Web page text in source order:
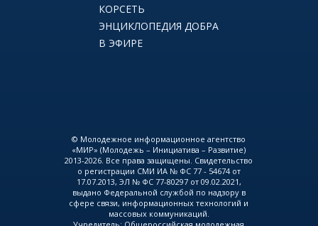
КОРСЕТЬ
ЭНЦИКЛОПЕДИЯ ДОБРА
В ЭФИРЕ
© Молодежное информационное агентство
«МИР» (Молодежь – Инициатива – Развитие)
2013-2026. Все права защищены. Свидетельство
о регистрации СМИ ИА № ФС 77 - 54674 от
17.07.2013, ЭЛ № ФС 77-80297 от 09.02.2021,
выдано Федеральной службой по надзору в
сфере связи, информационных технологий и
массовых коммуникаций.